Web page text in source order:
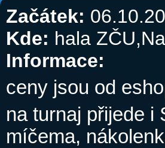
Začátek:
Kde: hala
Informace:
ceny jsou od
na turnaj přijede i
míčema,